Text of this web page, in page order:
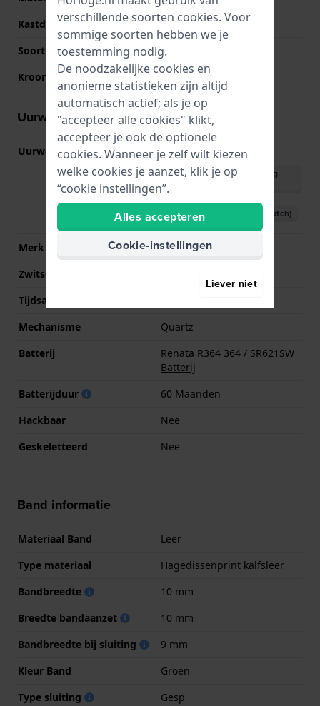
Kastdeksel
Klikkast
Soort glas
Mineraal
Kroon
Trek kroon
Uurwerk informatie
Uurwerk nr. GL22(Bekijk specificaties
Download handleiding
Download handleiding (Dutch)
Merk uurwerk
Miyota
Zwitsers uurwerk
Tijdsaanduiding
Mechanisme
Quartz
Batterij
Renata R364 364 / SR621SW
Batterij
Batterijduur
60 Maanden
Hackbaar
Nee
Geskeletteerd
Nee
Band informatie
Materiaal Band
Leer
Type materiaal
Hagedissenprint kalfsleer
Bandbreedte
10 mm
Breedte bandaanzet
10 mm
Bandbreedte bij sluiting
9 mm
Kleur Band
Groen
Type sluiting
Gesp
verschillende soorten cookies. Voor
sommige soorten hebben we je
toestemming nodig.
De noodzakelijke cookies en
anonieme statistieken zijn altijd
automatisch actief; als je op
"accepteer alle cookies" klikt,
accepteer je ook de optionele
cookies. Wanneer je zelf wilt kiezen
welke cookies je aanzet, klik je op
“cookie instellingen”.
Alles accepteren
Cookie-instellingen
Liever niet